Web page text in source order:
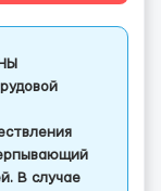
В случае